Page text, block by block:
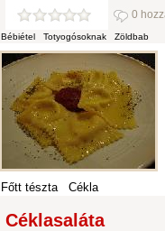
0
Bébiétel Totyogósoknak Zöldbab
Főtt tészta Cékla
Céklasaláta